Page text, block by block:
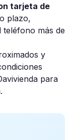
tarjeta de
plazo,
teléfono más de
y
para